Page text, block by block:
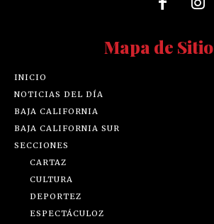
Mapa de Sitio
INICIO
NOTICIAS DEL DÍA
BAJA CALIFORNIA
BAJA CALIFORNIA SUR
SECCIONES
CARTAZ
CULTURA
DEPORTEZ
ESPECTÁCULOZ